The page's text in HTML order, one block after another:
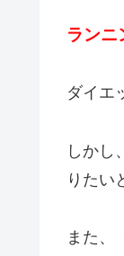
ランニ
ダイエ
しかし
りたい
また、